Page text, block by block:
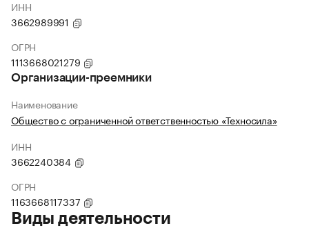
ИНН
3662989991
ОГРН
1113668021279
Организации-преемники
Наименование
Общество с ограниченной ответственностью «Техносила»
ИНН
3662240384
ОГРН
1163668117337
Виды деятельности